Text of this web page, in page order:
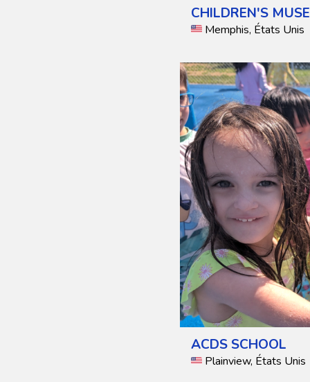
CHILDREN'S
Memphis, États Unis
ACDS SCHOOL
Plainview, États Unis